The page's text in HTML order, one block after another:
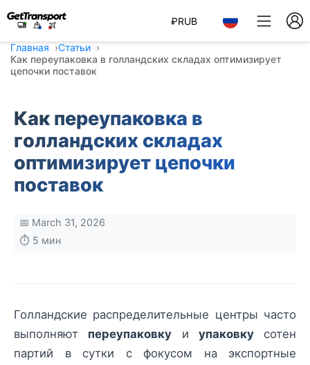
₽RUB
Главная
Статьи
Как переупаковка в голландских складах оптимизирует
цепочки поставок
Как переупаковка в
голландских складах
оптимизирует цепочки
поставок
📅 March 31, 2026
⏱️ 5 мин
Голландские распределительные центры часто
выполняют переупаковку и упаковкусотен
партий в сутки с фокусом на экспортные